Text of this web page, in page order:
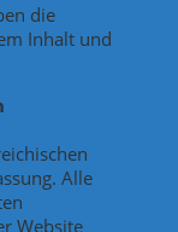
die
Inhalt und
Alle
Website